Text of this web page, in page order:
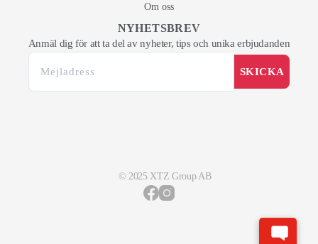
Om oss
NYHETSBREV
Anmäl dig för att ta del av nyheter, tips och unika erbjudanden
SKICKA
© 2025 XTZ Group AB